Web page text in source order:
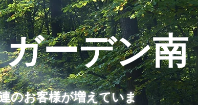
ガーデン南
のお客様が増えていま